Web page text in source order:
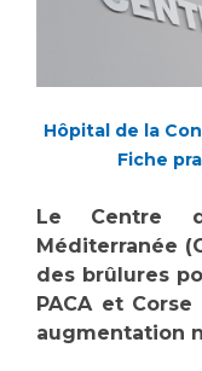
Infos COVID-19
Vivre
Laïcité et cultes
Les associations
Livret d'accueil
Salon des familles
Emplois divers
Stages
Chercheurs
La recherche
Les structures de
Hôpital de la
Fiche
Le Centre
Méditerranée
des brûlures
PACA et
augmentation